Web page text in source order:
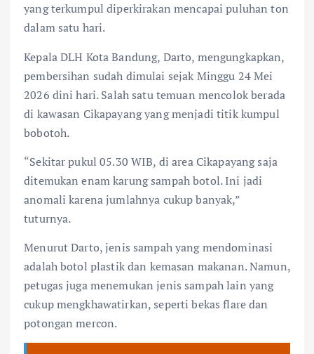
yang terkumpul diperkirakan mencapai puluhan ton
dalam satu hari.
Kepala DLH Kota Bandung, Darto, mengungkapkan,
pembersihan sudah dimulai sejak Minggu 24 Mei
2026 dini hari. Salah satu temuan mencolok berada
di kawasan Cikapayang yang menjadi titik kumpul
bobotoh.
“Sekitar pukul 05.30 WIB, di area Cikapayang saja
ditemukan enam karung sampah botol. Ini jadi
anomali karena jumlahnya cukup banyak,”
tuturnya.
Menurut Darto, jenis sampah yang mendominasi
adalah botol plastik dan kemasan makanan. Namun,
petugas juga menemukan jenis sampah lain yang
cukup mengkhawatirkan, seperti bekas flare dan
potongan mercon.